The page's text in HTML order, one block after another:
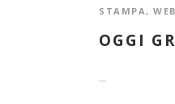
STAMPA, WEB
OGGI
...